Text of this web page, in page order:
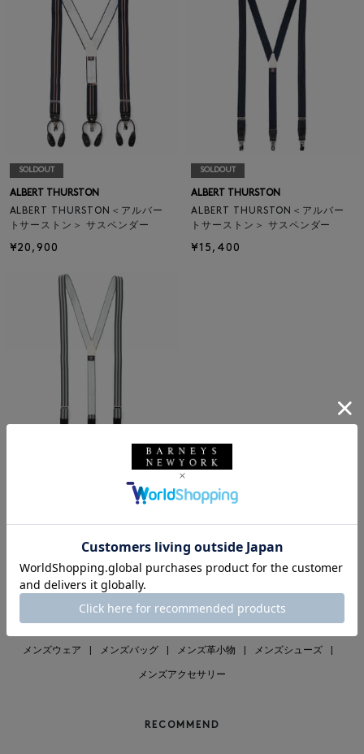
SOLDOUT
ALBERT THURSTON
ALBERT THURSTON＜アルバー
トサーストン＞ サスペンダー
¥20,900
SOLDOUT
ALBERT THURSTON
ALBERT THURSTON＜アルバー
トサーストン＞ サスペンダー
¥15,400
ALBERT THURSTON＜アルバー
メンズウェア メンズバッグ メンズ革小物 メンズシューズ
メンズアクセサリー
RECOMMEND